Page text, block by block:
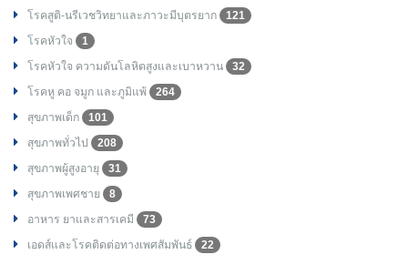
โรคสูติ-นรีเวชวิทยาและภาวะมีบุตรยาก
121
โรคหัวใจ
1
โรคหัวใจ ความดันโลหิตสูงและเบาหวาน
32
โรคหู คอ จมูก และภูมิแพ้
264
สุขภาพเด็ก
101
สุขภาพทั่วไป
208
สุขภาพผู้สูงอายุ
31
สุขภาพเพศชาย
8
อาหาร ยาและสารเคมี
73
เอดส์และโรคติดต่อทางเพศสัมพันธ์
22